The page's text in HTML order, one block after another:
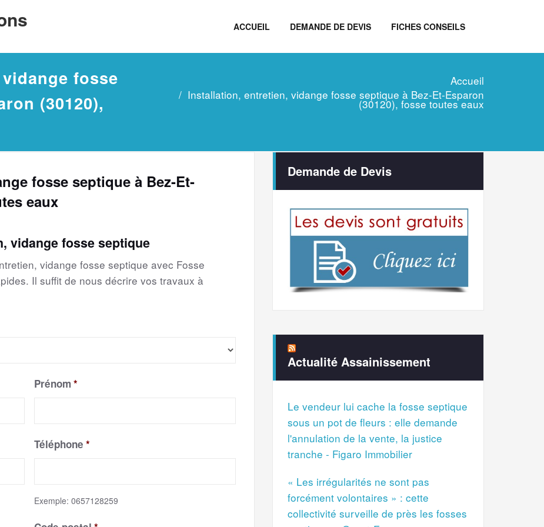
ACCUEIL DEMANDE DE DEVIS FICHES CONSEILS
fosse
(30120),
Accueil
Installation, entretien, vidange fosse septique à Bez-Et-Esparon
(30120), fosse toutes eaux
fosse septique à Bez-Et-
eaux
vidange fosse septique
vidange fosse septique avec Fosse
Il suffit de nous décrire vos travaux à
Prénom *
Téléphone *
Exemple: 0657128259
Demande de Devis
Actualité Assainissement
Le vendeur lui cache la fosse septique
sous un pot de fleurs : elle demande
l'annulation de la vente, la justice
tranche - Figaro Immobilier
« Les irrégularités ne sont pas
forcément volontaires » : cette
collectivité surveille de près les fosses